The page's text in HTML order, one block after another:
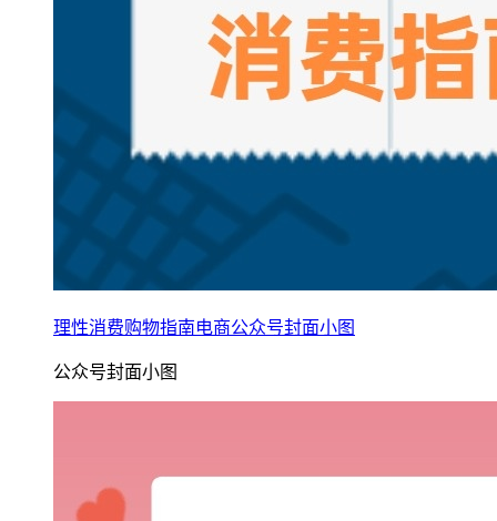
理性消费购物指南电商公众号封面小图
公众号封面小图